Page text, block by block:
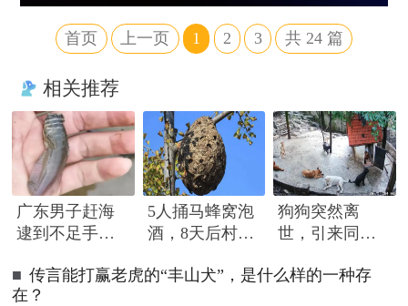
首页 上一页 1 2 3 共24 篇
相关推荐
广东男子赶海
逮到不足手指
隆起像奥特曼
5人捅马蜂窝泡
酒，8天后村民
狗狗突然离
世，引来同伴
只小狗尿都没
■ 传言能打赢老虎的“丰山犬”，是什么样的一种存
在？